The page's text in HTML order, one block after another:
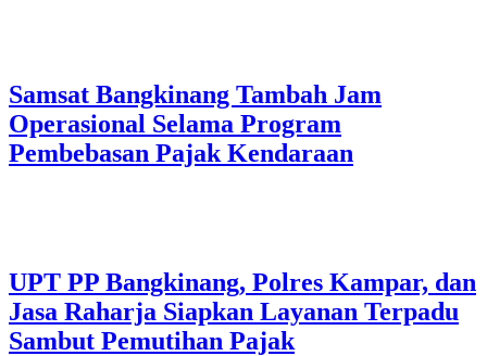
Samsat Bangkinang Tambah Jam
Operasional Selama Program
Pembebasan Pajak Kendaraan
UPT PP Bangkinang, Polres Kampar, dan
Jasa Raharja Siapkan Layanan Terpadu
Sambut Pemutihan Pajak